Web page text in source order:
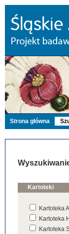
Strona główna
Kartoteki
Kartoteka
Kartoteka
Kartoteka